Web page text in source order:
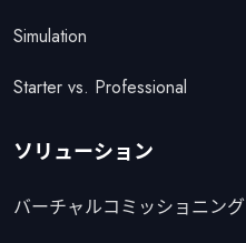
Simulation
Starter vs. Professional
ソリューション
バーチャルコミッショニング